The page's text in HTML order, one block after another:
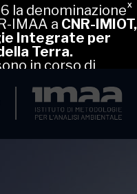
X
la denominazione
IMAA a CNR-IMIOT,
Integrate per
Terra.
in corso di